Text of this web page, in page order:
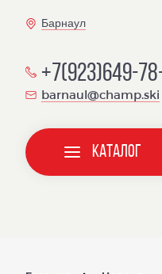
Барнаул
+7(923)649-
barnaul@champ.ski
Каталог